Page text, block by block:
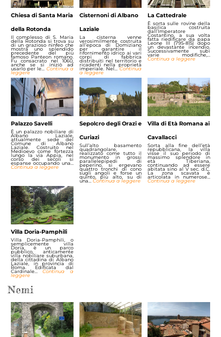
Chiesa di Santa Maria
della Rotonda
Il complesso di S. Maria
della Rotonda si trova su
di un grazioso ninfeo che
mostra uno splendido
precedente del più
famoso Panteon romano.
Fu consacrato nel 1060,
anche se si iniziò ad
usarlo per le… Continua a
leggere
Cisternoni di Albano
Laziale
La cisterna venne
verosimilmente costruita
all’epoca di Domiziano
per garantire il
rifornimento idrico ai vari
corpi di fabbrica
distribuiti nel territorio e
ricadenti nella proprietà
imperiale. Nel…Continua
a leggere
La Cattedrale
È sorta sulle rovine della
basilica costruita
dall’Imperatore
Costantino, a sua volta
fatta riedificare da papa
Leone III (795-815) dopo
un devastante incendio.
Successivamente subì
varie modifiche,…
Continua a leggere
Palazzo Savelli
È un palazzo nobiliare di
Albano Laziale,
attualmente sede del
Comune di Albano
Laziale. Costruito nel
Medioevo come fortezza
lungo la via Appia, nel
corso dei secoli si
espanse occupando una…
Continua a leggere
Sepolcro degli Orazi e
Curiazi
Sull’alto basamento
quadrangolare,
realizzato come tutto il
monumento in grossi
parallelepipedi di
peperino, si ergevano
quattro tronchi di cono
sugli angoli e forse un
quinto, più alto, su di
una… Continua a leggere
Villa di Età Romana ai
Cavallacci
Sorta alla fine dell’età
repubblicana, la villa
visse il suo periodo di
massimo splendore in
età Tiberiana,
continuando ad essere
abitata sino al V sec. d.C.
La zona scavata è
articolata in numerose…
Continua a leggere
Villa Doria-Pamphili
Villa Doria-Pamphili, o
semplicemente villa
Doria, è un parco
pubblico, anticamente
villa nobiliare suburbana,
della cittadina di Albano
Laziale, in provincia di
Roma. Edificata dal
Cardinale…Continua a
leggere
Nemi